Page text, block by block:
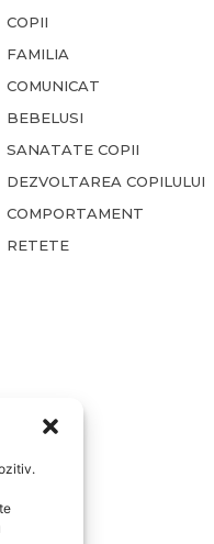
COPII
FAMILIA
COMUNICAT
BEBELUSI
SANATATE COPII
DEZVOLTAREA COPILULUI
COMPORTAMENT
RETETE